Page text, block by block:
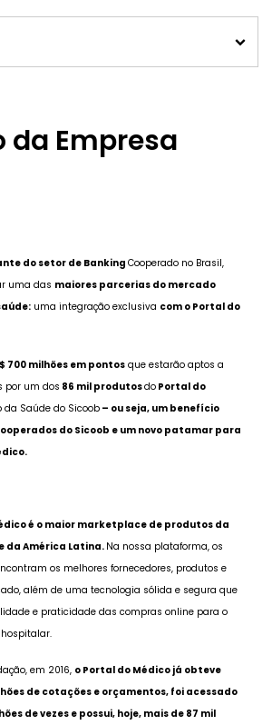
da Empresa
do setor de BankingCooperado no Brasil,
uma das maiores parcerias do mercado
uma integração exclusiva com o Portal do
700 milhões em pontosque estarão aptos a
por um dos 86 mil produtosdoPortal do
da Saúde do Sicoob– ou seja, um benefício
do Sicoob e um novo patamar para
é o maior marketplace de produtos da
da América Latina. Na nossa plataforma, os
os melhores fornecedores, produtos e
além de uma tecnologia sólida e segura que
e praticidade das compras online para o
em 2016, o Portal do Médico já obteve
de cotações e orçamentos, foi acessado
de vezes e possui, hoje, mais de 87 mil